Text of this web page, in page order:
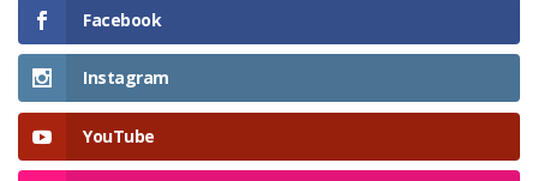
Facebook
Instagram
YouTube